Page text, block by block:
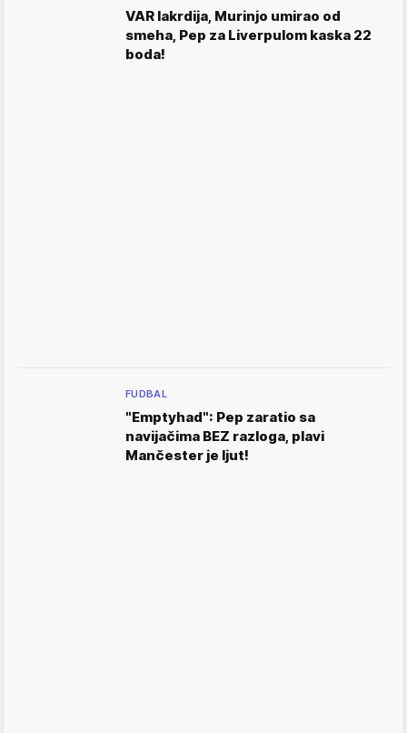
VAR lakrdija, Murinjo umirao od
smeha, Pep za Liverpulom kaska 22
boda!
FUDBAL
"Emptyhad": Pep zaratio sa
navijačima BEZ razloga, plavi
Mančester je ljut!